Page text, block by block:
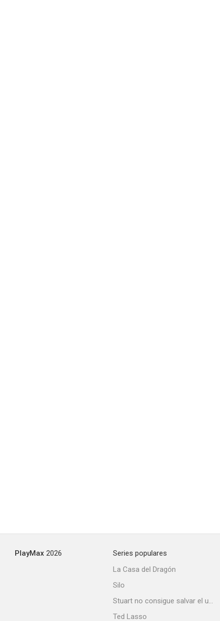
PlayMax 2026
Series populares
La Casa del Dragón
Silo
Stuart no consigue salvar el universo
Ted Lasso